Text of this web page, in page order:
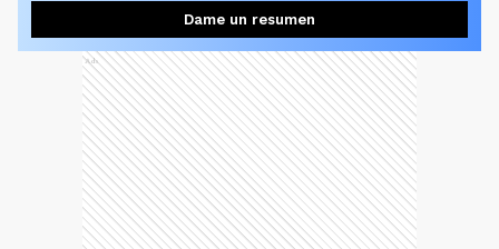
Dame un resumen
Ads